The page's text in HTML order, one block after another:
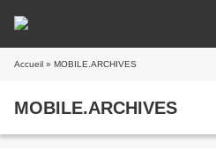
Accueil » MOBILE.ARCHIVES
MOBILE.ARCHIVES